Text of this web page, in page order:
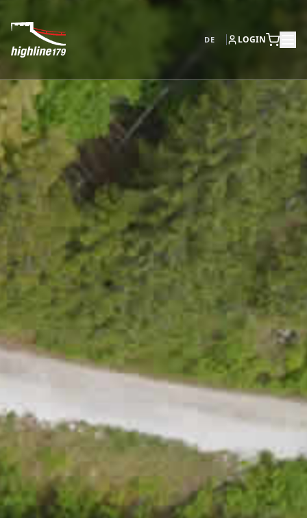
DE LOGIN